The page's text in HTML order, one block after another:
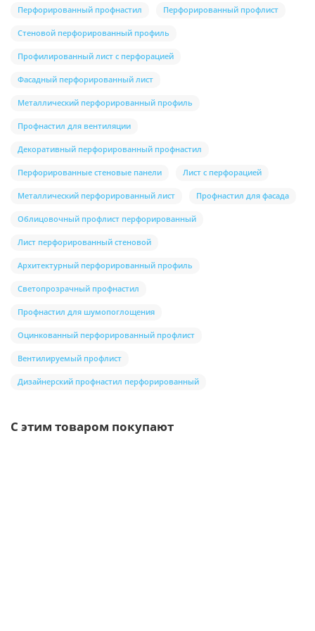
Перфорированный профнастил Перфорированный профлист
Стеновой перфорированный профиль
Профилированный лист с перфорацией
Фасадный перфорированный лист
Металлический перфорированный профиль
Профнастил для вентиляции
Декоративный перфорированный профнастил
Перфорированные стеновые панели Лист с перфорацией
Металлический перфорированный лист Профнастил для фасада
Облицовочный профлист перфорированный
Лист перфорированный стеновой
Архитектурный перфорированный профиль
Светопрозрачный профнастил
Профнастил для шумопоглощения
Оцинкованный перфорированный профлист
Вентилируемый профлист
Дизайнерский профнастил перфорированный
С этим товаром покупают